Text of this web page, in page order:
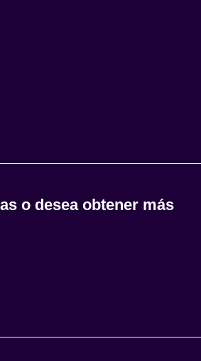
o desea obtener más